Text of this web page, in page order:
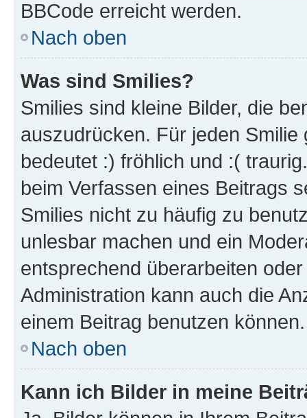
BBCode erreicht werden.
Nach oben
Was sind Smilies?
Smilies sind kleine Bilder, die
auszudrücken. Für jeden
bedeutet :) fröhlich und :(
beim Verfassen eines Beitrags
Smilies nicht zu häufig zu
unlesbar machen und ein
entsprechend überarbeiten
Administration kann auch die
einem Beitrag benutzen können.
Nach oben
Kann ich Bilder in meine